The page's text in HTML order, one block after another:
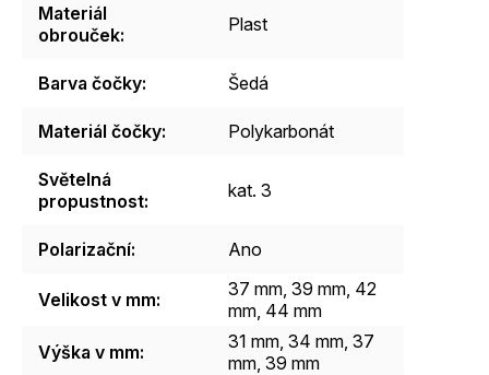
Materiál
obrouček: Plast
Barva čočky: Šedá
Materiál čočky: Polykarbonát
Světelná
propustnost: kat. 3
Polarizační: Ano
Velikost v mm:
37 mm, 39 mm, 42
mm, 44 mm
Výška v mm:
31 mm, 34 mm, 37
mm, 39 mm